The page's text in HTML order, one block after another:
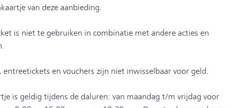
van deze aanbieding.
is niet te gebruiken in combinatie met andere acties en
entreetickets en vouchers zijn niet inwisselbaar voor geld.
is geldig tijdens de daluren: van maandag t/m vrijdag voor